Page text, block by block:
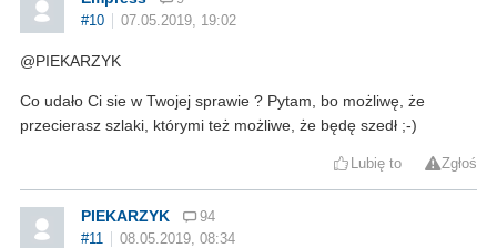
#10
07.05.2019, 19:02
@PIEKARZYK
Co udało Ci sie w Twojej sprawie ? Pytam, bo możliwę, że
przecierasz szlaki, którymi też możliwe, że będę szedł ;-)
Lubię to Zgłoś
PIEKARZYK
94
#11
08.05.2019, 08:34